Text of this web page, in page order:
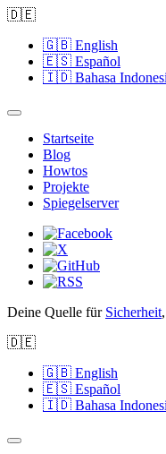
🇩🇪
🇬🇧 English
🇪🇸 Español
🇮🇩 Bahasa
Startseite
Blog
Howtos
Projekte
Spiegelserver
Deine Quelle für Sicherheit,
🇩🇪
🇬🇧 English
🇪🇸 Español
🇮🇩 Bahasa